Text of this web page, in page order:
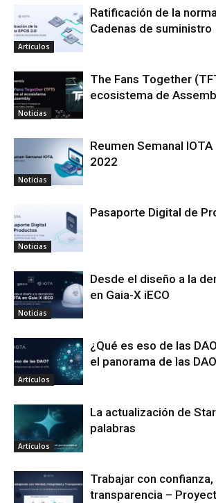
Artículos
Ratificación de la
Cadenas de suministro
Noticias
The Fans Together
ecosistema de
Noticias
Reumen Semanal
2022
Noticias
Pasaporte Digital de
Noticias
Desde el diseño a la
en Gaia-X iECO
Artículos
¿Qué es eso de las
el panorama de las
Artículos
La actualización de
palabras
Trabajar con
transparencia –